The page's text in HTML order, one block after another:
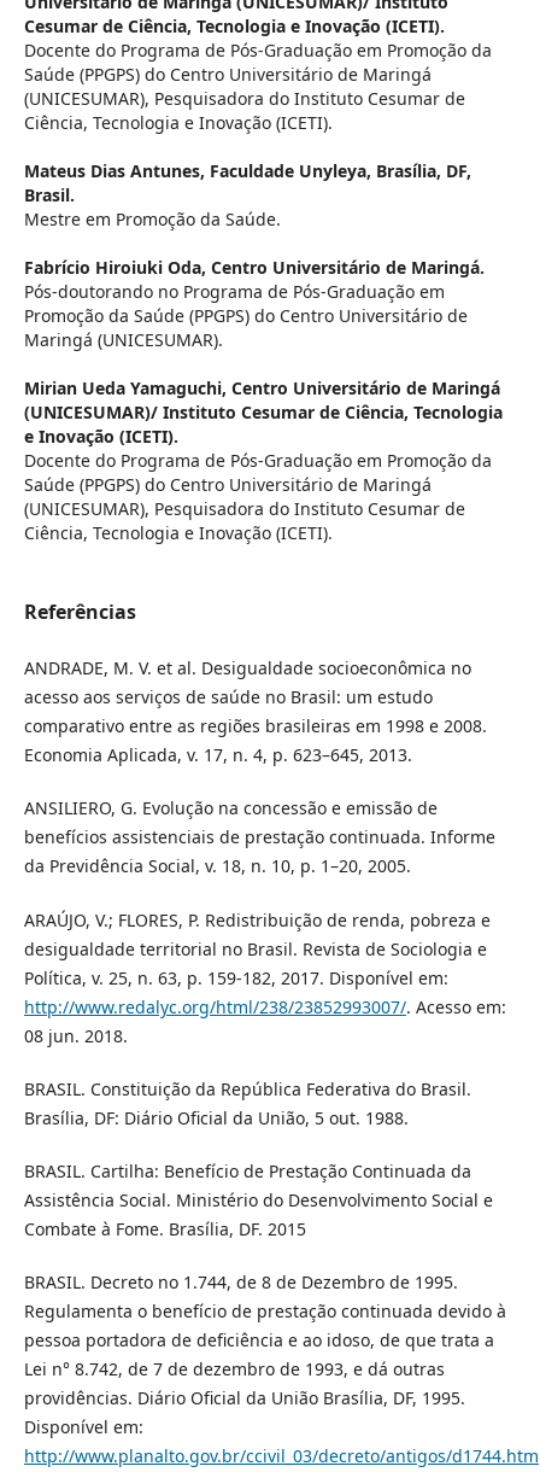
Cesumar de Ciência, Tecnologia e Inovação (ICETI).
Docente do Programa de Pós-Graduação em Promoção da
Saúde (PPGPS) do Centro Universitário de Maringá
(UNICESUMAR), Pesquisadora do Instituto Cesumar de
Ciência, Tecnologia e Inovação (ICETI).
Mateus Dias Antunes, Faculdade Unyleya, Brasília, DF,
Brasil.
Mestre em Promoção da Saúde.
Fabrício Hiroiuki Oda, Centro Universitário de Maringá.
Pós-doutorando no Programa de Pós-Graduação em
Promoção da Saúde (PPGPS) do Centro Universitário de
Maringá (UNICESUMAR).
Mirian Ueda Yamaguchi, Centro Universitário de Maringá
(UNICESUMAR)/ Instituto Cesumar de Ciência, Tecnologia
e Inovação (ICETI).
Docente do Programa de Pós-Graduação em Promoção da
Saúde (PPGPS) do Centro Universitário de Maringá
(UNICESUMAR), Pesquisadora do Instituto Cesumar de
Ciência, Tecnologia e Inovação (ICETI).
Referências
ANDRADE, M. V. et al. Desigualdade socioeconômica no
acesso aos serviços de saúde no Brasil: um estudo
comparativo entre as regiões brasileiras em 1998 e 2008.
Economia Aplicada, v. 17, n. 4, p. 623–645, 2013.
ANSILIERO, G. Evolução na concessão e emissão de
benefícios assistenciais de prestação continuada. Informe
da Previdência Social, v. 18, n. 10, p. 1–20, 2005.
ARAÚJO, V.; FLORES, P. Redistribuição de renda, pobreza e
desigualdade territorial no Brasil. Revista de Sociologia e
Política, v. 25, n. 63, p. 159-182, 2017. Disponível em:
http://www.redalyc.org/html/238/23852993007/. Acesso em:
08 jun. 2018.
BRASIL. Constituição da República Federativa do Brasil.
Brasília, DF: Diário Oficial da União, 5 out. 1988.
BRASIL. Cartilha: Benefício de Prestação Continuada da
Assistência Social. Ministério do Desenvolvimento Social e
Combate à Fome. Brasília, DF. 2015
BRASIL. Decreto no 1.744, de 8 de Dezembro de 1995.
Regulamenta o benefício de prestação continuada devido à
pessoa portadora de deficiência e ao idoso, de que trata a
Lei n° 8.742, de 7 de dezembro de 1993, e dá outras
providências. Diário Oficial da União Brasília, DF, 1995.
Disponível em:
http://www.planalto.gov.br/ccivil_03/decreto/antigos/d1744.htm